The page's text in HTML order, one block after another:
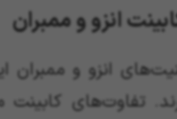
انزو و ممبران
انزو و
تفاوت‌های